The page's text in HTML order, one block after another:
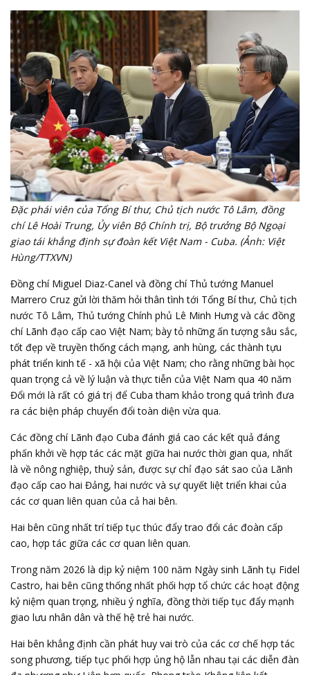
Đặc phái viên của Tổng Bí thư, Chủ tịch nước Tô Lâm, đồng
chí Lê Hoài Trung, Ủy viên Bộ Chính trị, Bộ trưởng Bộ Ngoại
giao tái khẳng định sự đoàn kết Việt Nam - Cuba. (Ảnh: Việt
Hùng/TTXVN)
Đồng chí Miguel Diaz-Canel và đồng chí Thủ tướng Manuel
Marrero Cruz gửi lời thăm hỏi thân tình tới Tổng Bí thư, Chủ tịch
nước Tô Lâm, Thủ tướng Chính phủ Lê Minh Hưng và các đồng
chí Lãnh đạo cấp cao Việt Nam; bày tỏ những ấn tượng sâu sắc,
tốt đẹp về truyền thống cách mạng, anh hùng, các thành tựu
phát triển kinh tế - xã hội của Việt Nam; cho rằng những bài học
quan trọng cả về lý luận và thực tiễn của Việt Nam qua 40 năm
Đổi mới là rất có giá trị để Cuba tham khảo trong quá trình đưa
ra các biện pháp chuyển đổi toàn diện vừa qua.
Các đồng chí Lãnh đạo Cuba đánh giá cao các kết quả đáng
phấn khởi về hợp tác các mặt giữa hai nước thời gian qua, nhất
là về nông nghiệp, thuỷ sản, được sự chỉ đạo sát sao của Lãnh
đạo cấp cao hai Đảng, hai nước và sự quyết liệt triển khai của
các cơ quan liên quan của cả hai bên.
Hai bên cũng nhất trí tiếp tục thúc đẩy trao đổi các đoàn cấp
cao, hợp tác giữa các cơ quan liên quan.
Trong năm 2026 là dịp kỷ niệm 100 năm Ngày sinh Lãnh tụ Fidel
Castro, hai bên cũng thống nhất phối hợp tổ chức các hoạt động
kỷ niệm quan trọng, nhiều ý nghĩa, đồng thời tiếp tục đẩy mạnh
giao lưu nhân dân và thế hệ trẻ hai nước.
Hai bên khẳng định cần phát huy vai trò của các cơ chế hợp tác
song phương, tiếp tục phối hợp ủng hộ lẫn nhau tại các diễn đàn